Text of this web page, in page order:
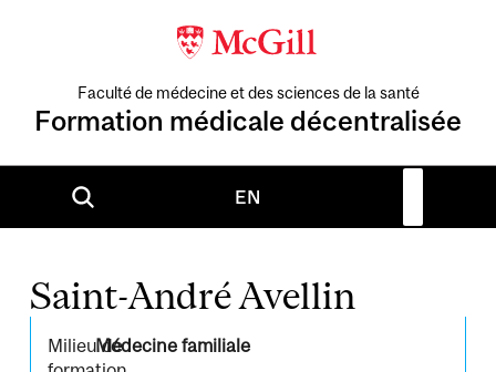
Faculté de médecine et des sciences de la santé
Formation médicale décentralisée
EN
Saint-André Avellin
Milieu deMédecine familiale